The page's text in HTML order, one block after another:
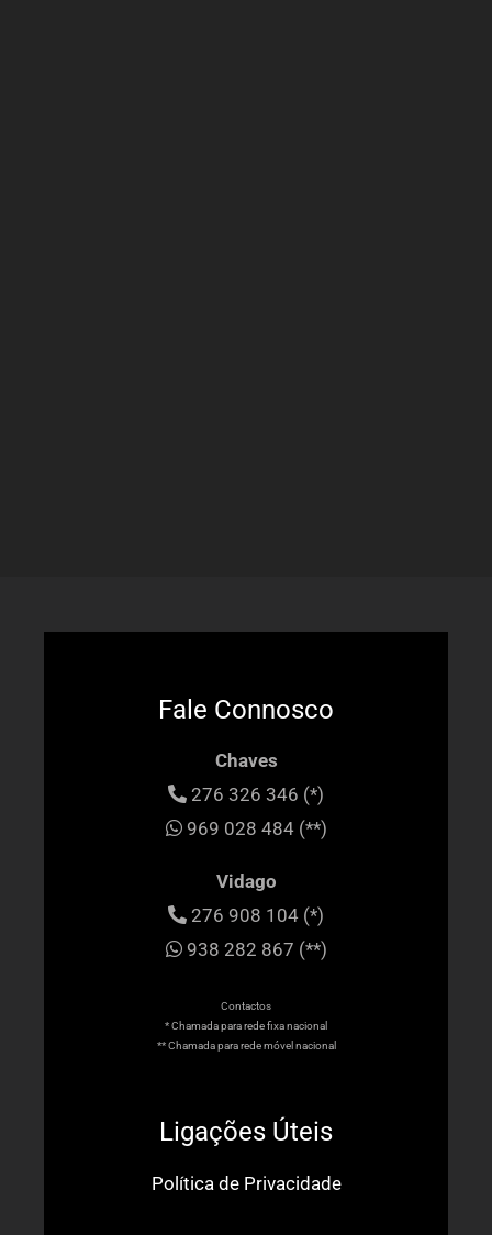
Fale Connosco
Chaves
276 326 346 (*)
969 028 484 (**)
Vidago
276 908 104 (*)
938 282 867 (**)
Contactos
* Chamada para rede fixa nacional
** Chamada para rede móvel nacional
Ligações Úteis
Política de Privacidade